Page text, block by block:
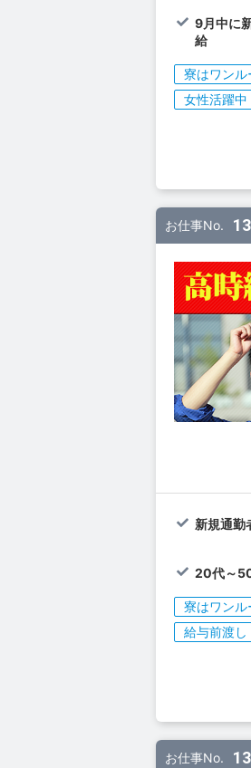
9月中に
給
寮はワンル
女性活躍中
お仕事No.
新規通勤
20代～
寮はワンル
給与前渡し
お仕事No.